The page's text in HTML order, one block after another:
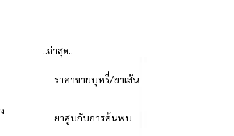
..ล่าสุด..
ราคาขายบุหรี่/ยาเส้น
ยาสูบกับการค้นพบ